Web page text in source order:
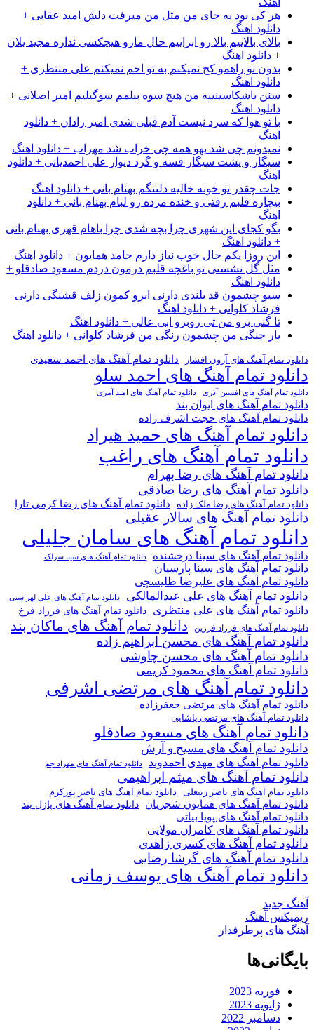
هر کی بود به جای من مثل من میرفت دلش امید عقابی +
دانلود اهنگ
بالای بالاییم بالا رو ابراییم حال مارو هیچکسی نداره مجید یلان
+ دانلود اهنگ
بدون تو راهمو کج نمیکنم به تو اخم نمیکنم علی منتظری +
دانلود اهنگ
سنن باشکاسینییه من هیچ سوه بیلمم سوگیلیم امیر اصلانی +
دانلود اهنگ
با تو هوا که سرد نیست آدم قبلی شدی امیر رادان + دانلود
نمیدونم چی شد یهو همه چی خراب شد مهراب + دانلود اهنگ
سیگار و پشت سیگار قسه و گرد دیوار علی احمدیانی + دانلود
جات چقدر تو خونه خالیه دلتنگم بهنام بانی + دانلود اهنگ
بیچاره قلبم رفتی و خنده مرده رو لبام بهنام بانی + دانلود
بگو کجای این شهری چرا بچه شدی چرا باهام قهری بهنام بانی
+ دانلود اهنگ
این روزا یکم حال خوب نیاز دارم حامد همایون + دانلود اهنگ
مثل گل نشستی تو باغچه قلبم درمون دردم مسعود صادقلو +
دانلود اهنگ
سیو چشمون قد بلندی دارنی ابرو کمون زلف قشنگی دارنی
فرشاد کلوانی + دانلود اهنگ
تا گنی برو من تی روبرو ابی عالی + دانلود اهنگ
یار جنگی من چشمون رنگی من فرشاد کلوانی + دانلود اهنگ
تمام آهنگ های آرون افشار دانلود تمام آهنگ های احمد سعیدی
تمام آهنگ های احمد سلو
تمام آهنگ های افشین آذری دانلود تمام آهنگ های امید آمری
تمام آهنگ های ایوان بند
تمام آهنگ های حجت اشرف زاده
تمام آهنگ های حمید هیراد
تمام آهنگ های راغب
تمام آهنگ های رضا بهرام
تمام آهنگ های رضا صادقی
تمام آهنگ های رضا ملک زاده دانلود تمام آهنگ های رضا کرمی تارا
تمام آهنگ های سالار عقیلی
تمام آهنگ های سامان جلیلی
تمام آهنگ های سینا درخشنده دانلود تمام آهنگ های سینا سرلک
تمام آهنگ های سینا پارسیان
تمام آهنگ های علیرضا طلیسچی
تمام آهنگ های علی عبدالمالکی دانلود تمام آهنگ های علی لهراسبی
تمام آهنگ های علی منتظری دانلود تمام آهنگ های فرزاد فرخ
تمام آهنگ های فرزاد فرزین دانلود تمام آهنگ های ماکان بند
تمام آهنگ های محسن ابراهیم زاده
تمام آهنگ های محسن چاوشی
تمام آهنگ های محمود کریمی
تمام آهنگ های مرتضی اشرفی
تمام آهنگ های مرتضی جعفرزاده
تمام آهنگ های مرتضی پاشایی
تمام آهنگ های مسعود صادقلو
تمام آهنگ های مسیح و آرش
تمام آهنگ های مهدی احمدوند دانلود تمام آهنگ های مهراد جم
تمام آهنگ های میثم ابراهیمی
تمام آهنگ های ناصر زینعلی دانلود تمام آهنگ های ناصر پورکرم
تمام آهنگ های همایون شجریان دانلود تمام آهنگ های پازل بند
تمام آهنگ های پویا بیاتی
تمام آهنگ های کامران مولایی
تمام آهنگ های کسری زاهدی
تمام آهنگ های گرشا رضایی
تمام آهنگ های یوسف زمانی
آهنگ
های پرطرفدار
فوریه 2023
ژانویه 2023
دسامبر 2022